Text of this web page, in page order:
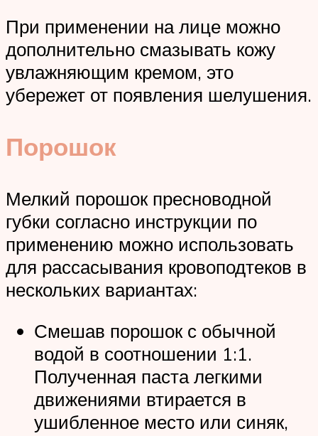
При применении на лице можно
дополнительно смазывать кожу
увлажняющим кремом, это
убережет от появления шелушения.
Порошок
Мелкий порошок пресноводной
губки согласно инструкции по
применению можно использовать
для рассасывания кровоподтеков в
нескольких вариантах:
Смешав порошок с обычной
водой в соотношении 1:1.
Полученная паста легкими
движениями втирается в
ушибленное место или синяк,